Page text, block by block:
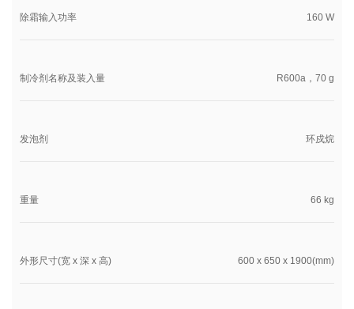
除霜输入功率 160 W
制冷剂名称及装入量 R600a，70 g
发泡剂 环戍烷
重量 66 kg
外形尺寸(宽 x 深 x 高) 600 x 650 x 1900(mm)